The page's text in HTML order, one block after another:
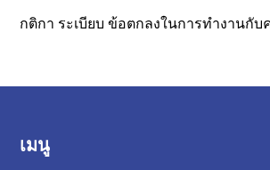
กติกา ระเบียบ ข้อตกลงในการทำงานกับ
เมนู